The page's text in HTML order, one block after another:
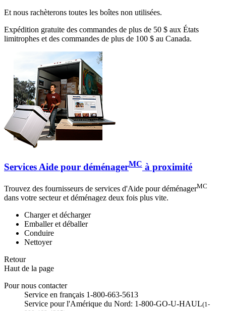
Et nous rachèterons toutes les boîtes non utilisées.
Expédition gratuite des commandes de plus de 50 $ aux États
limitrophes et des commandes de plus de 100 $ au Canada.
Services Aide pour déménagerMC à proximité
Trouvez des fournisseurs de services d'Aide pour déménagerMC
dans votre secteur et déménagez deux fois plus vite.
Charger et décharger
Emballer et déballer
Conduire
Nettoyer
Retour
Haut de la page
Pour nous contacter
Service en français 1-800-663-5613
Service pour l'Amérique du Nord: 1-800-GO-U-HAUL(1-